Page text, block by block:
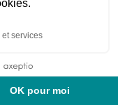
Appartement